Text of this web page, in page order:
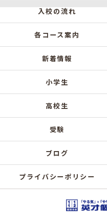
入校の流れ
各コース案内
新着情報
小学生
高校生
受験
ブログ
プライバシーポリシー